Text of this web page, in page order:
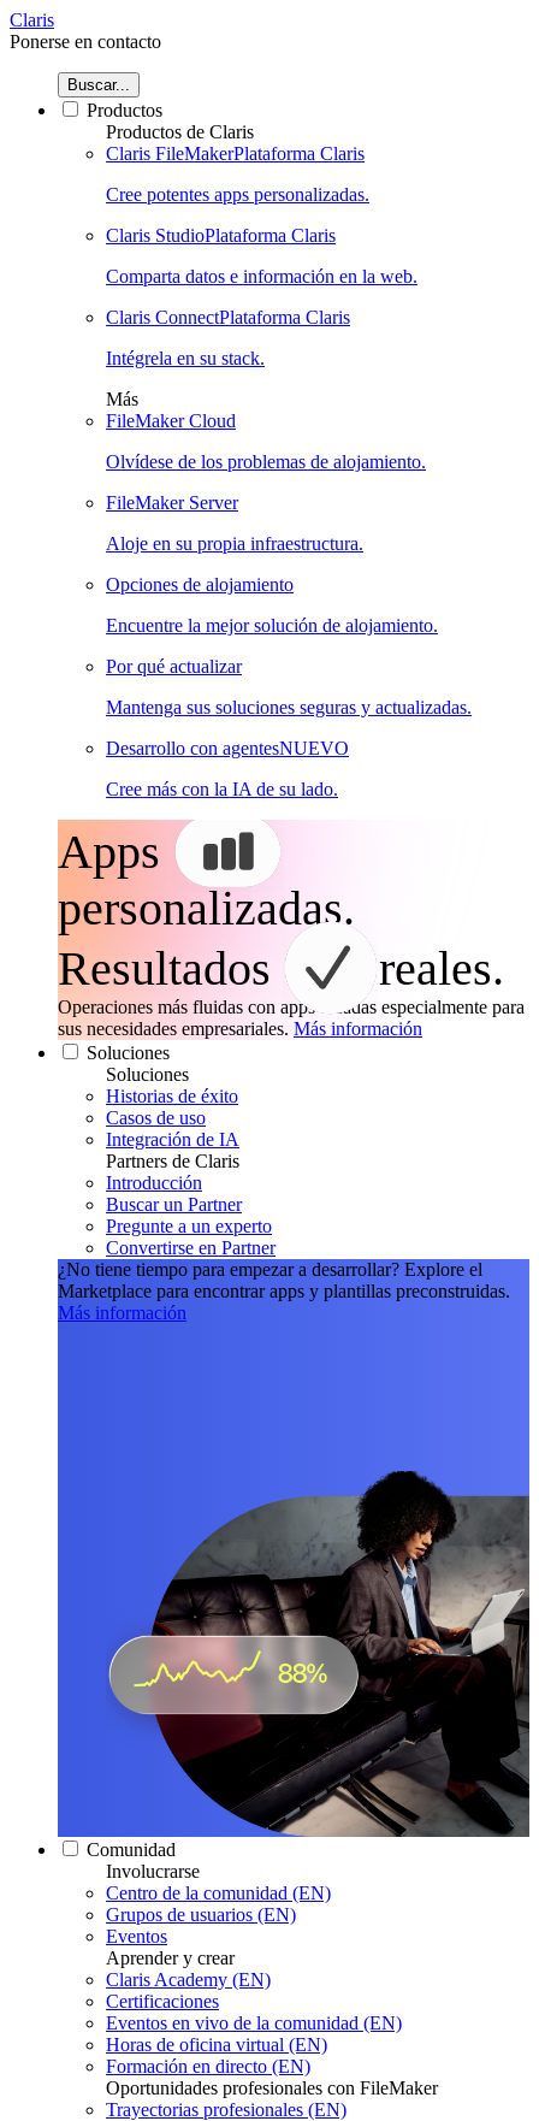
Claris
Ponerse en contacto
Buscar...
Productos
Productos de Claris
Claris FileMakerPlataforma Claris
Cree potentes apps personalizadas.
Claris StudioPlataforma Claris
Comparta datos e información en la web.
Claris ConnectPlataforma Claris
Intégrela en su stack.
Más
FileMaker Cloud
Olvídese de los problemas de alojamiento.
FileMaker Server
Aloje en su propia infraestructura.
Opciones de alojamiento
Encuentre la mejor solución de alojamiento.
Por qué actualizar
Mantenga sus soluciones seguras y actualizadas.
Desarrollo con agentesNUEVO
Cree más con la IA de su lado.
Apps
personalizadas.
Resultados
reales.
Operaciones más fluidas con apps creadas especialmente para
sus necesidades empresariales. Más información
Soluciones
Soluciones
Historias de éxito
Casos de uso
Integración de IA
Partners de Claris
Introducción
Buscar un Partner
Pregunte a un experto
Convertirse en Partner
¿No tiene tiempo para empezar a desarrollar? Explore el
Marketplace para encontrar apps y plantillas preconstruidas.
Más información
Comunidad
Involucrarse
Centro de la comunidad (EN)
Grupos de usuarios (EN)
Eventos
Aprender y crear
Claris Academy (EN)
Certificaciones
Eventos en vivo de la comunidad (EN)
Horas de oficina virtual (EN)
Formación en directo (EN)
Oportunidades profesionales con FileMaker
Trayectorias profesionales (EN)